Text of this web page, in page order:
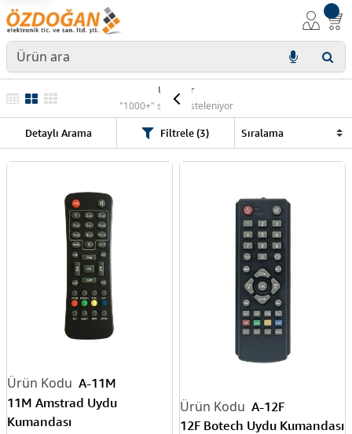
Ürünler
"1000+" sonuç listeleniyor
Detaylı Arama Filtrele (3)
A-11M
11M Amstrad Uydu
Kumandası
A-12F
12F Botech Uydu Kumandası